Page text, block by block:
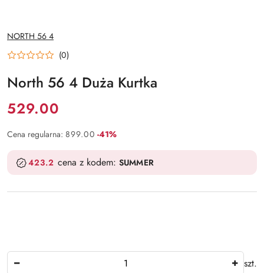
NAZWA
PRODUCENTA:
NORTH 56 4
(0)
North 56 4 Duża Kurtka
Cena:
529.00
Cena regularna: 899.00 Rabat:
-41%
423.2 cena z kodem: SUMMER
szt.